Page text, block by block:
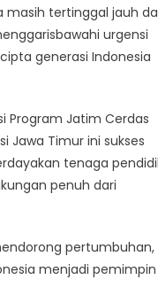
tertinggal jauh
urgensi
generasi Indonesia
Program Jatim Cerdas
Jawa Timur ini sukses
tenaga
penuh dari
pertumbuhan,
menjadi pemimpin